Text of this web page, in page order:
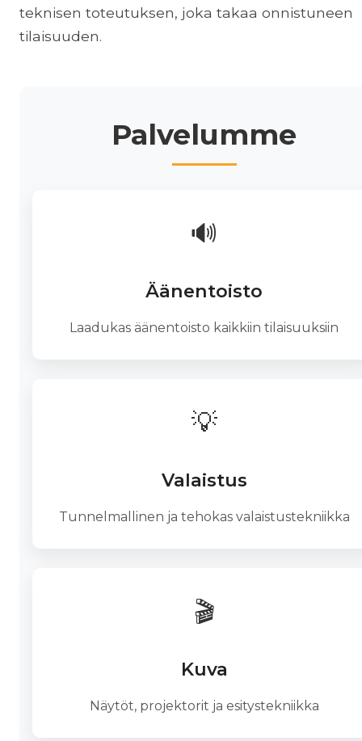
teknisen toteutuksen, joka takaa onnistuneen
tilaisuuden.
Palvelumme
🔊
Äänentoisto
Laadukas äänentoisto kaikkiin tilaisuuksiin
💡
Valaistus
Tunnelmallinen ja tehokas valaistustekniikka
🎬
Kuva
Näytöt, projektorit ja esitystekniikka